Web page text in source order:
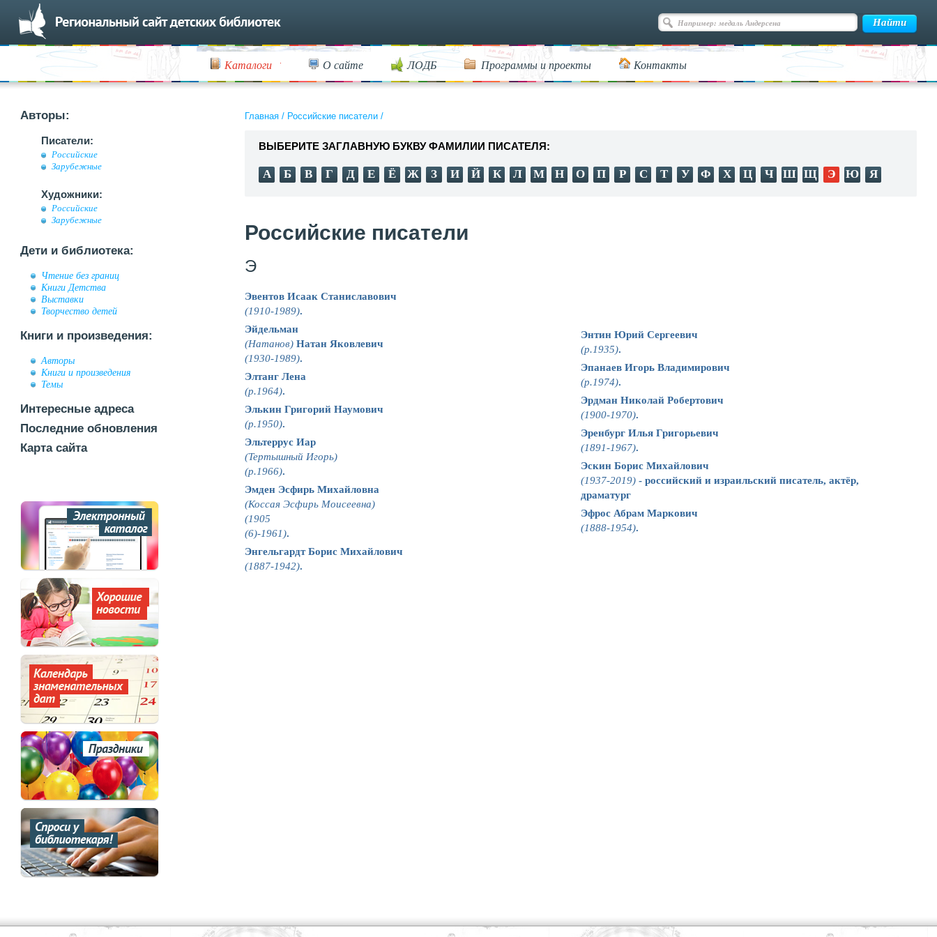
Каталоги О сайте ЛОДБ Программы и проекты Контакты
Авторы:
Писатели:
Российские
Зарубежные
Художники:
Российские
Зарубежные
Дети и библиотека:
Чтение без границ
Книги Детства
Выставки
Творчество детей
Книги и произведения:
Авторы
Книги и произведения
Темы
Интересные адреса
Последние обновления
Карта сайта
Главная / Российские писатели /
ВЫБЕРИТЕ ЗАГЛАВНУЮ БУКВУ ФАМИЛИИ ПИСАТЕЛЯ:
А Б В Г Д Е Ё Ж З И Й К Л М Н О П Р С Т У Ф Х Ц Ч Ш Щ Э Ю Я
Российские писатели
Э
Эвентов Исаак Станиславович
(1910-1989).
Эйдельман
(Натанов) Натан Яковлевич
(1930-1989).
Элтанг Лена
(р.1964).
Элькин Григорий Наумович
(р.1950).
Эльтеррус Иар
(Тертышный Игорь)
(р.1966).
Эмден Эсфирь Михайловна
(Коссая Эсфирь Моисеевна)
(1905
(6)-1961).
Энгельгардт Борис Михайлович
(1887-1942).
Энтин Юрий Сергеевич
(р.1935).
Эпанаев Игорь Владимирович
(р.1974).
Эрдман Николай Робертович
(1900-1970).
Эренбург Илья Григорьевич
(1891-1967).
Эскин Борис Михайлович
(1937-2019) - российский и израильский писатель, актёр,
драматург
Эфрос Абрам Маркович
(1888-1954).